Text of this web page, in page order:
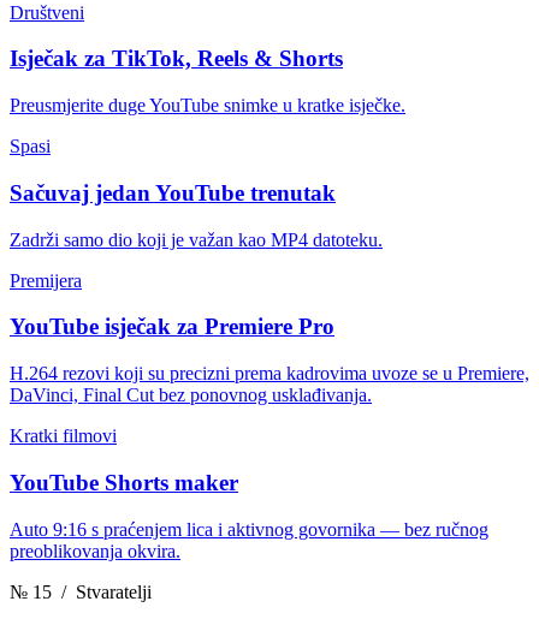
Društveni
Isječak za TikTok, Reels & Shorts
Preusmjerite duge YouTube snimke u kratke isječke.
Spasi
Sačuvaj jedan YouTube trenutak
Zadrži samo dio koji je važan kao MP4 datoteku.
Premijera
YouTube isječak za Premiere Pro
H.264 rezovi koji su precizni prema kadrovima uvoze se u Premiere,
DaVinci, Final Cut bez ponovnog usklađivanja.
Kratki filmovi
YouTube Shorts maker
Auto 9:16 s praćenjem lica i aktivnog govornika — bez ručnog
preoblikovanja okvira.
№ 15 / Stvaratelji